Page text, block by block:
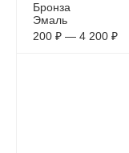
Бронза
Эмаль
200 ₽ — 4 200 ₽